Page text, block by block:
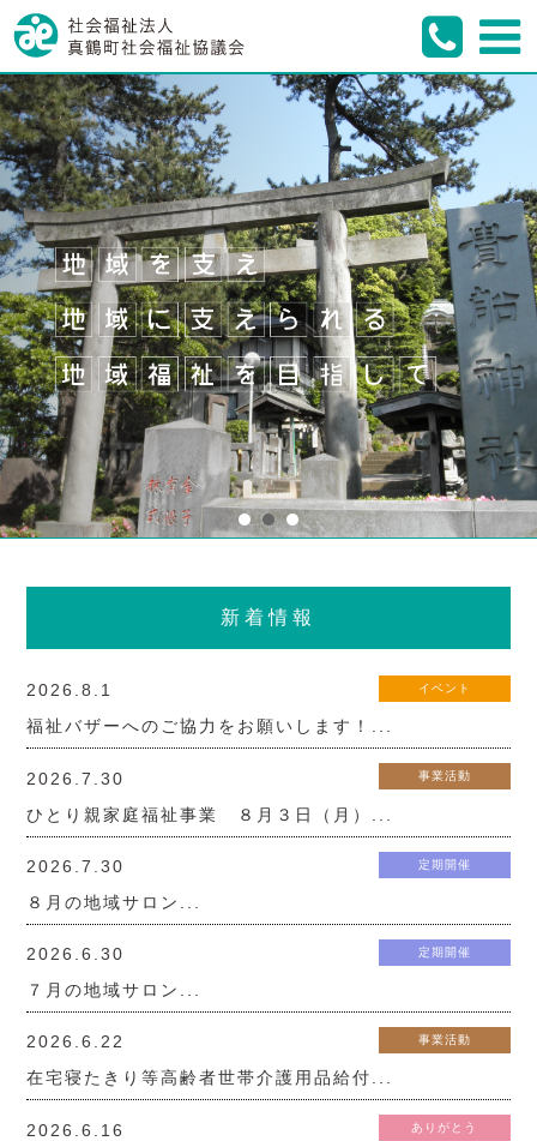
新着情報
2026.8.1 イベント
福祉バザーへのご協力をお願いします！...
2026.7.30 事業活動
ひとり親家庭福祉事業 ８月３日（月）...
2026.7.30 定期開催
８月の地域サロン...
2026.6.30 定期開催
７月の地域サロン...
2026.6.22 事業活動
在宅寝たきり等高齢者世帯介護用品給付...
2026.6.16 ありがとう